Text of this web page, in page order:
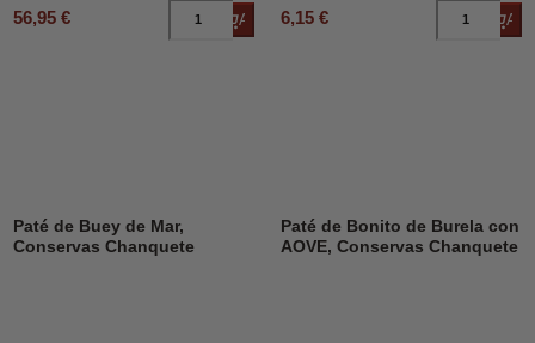
56,95 € Añadir al carrito
6,15 €
Paté de Buey de Mar,
Conservas Chanquete
Paté de Bonito de Burela con
AOVE, Conservas Chanquete